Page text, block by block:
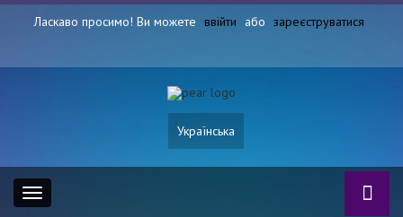
Ласкаво просимо! Ви можете ввійти або зареєструватися
Українська
Toggle
navigation